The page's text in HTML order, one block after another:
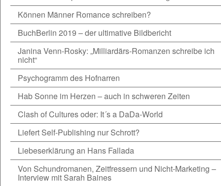
Können Männer Romance schreiben?
BuchBerlin 2019 – der ultimative Bildbericht
Janina Venn-Rosky: „Milliardärs-Romanzen schreibe ich
nicht“
Psychogramm des Hofnarren
Hab Sonne im Herzen – auch in schweren Zeiten
Clash of Cultures oder: It´s a DaDa-World
Liefert Self-Publishing nur Schrott?
Liebeserklärung an Hans Fallada
Von Schundromanen, Zeitfressern und Nicht-Marketing –
Interview mit Sarah Baines